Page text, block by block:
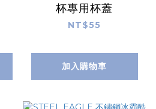
杯專用杯蓋
NT$55
加入購物車